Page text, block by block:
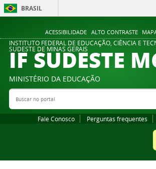
ACESSIBILIDADE ALTO CONTRASTE
BRASIL
INSTITUTO FEDERAL DE EDUCAÇÃO, CIÊNCIA E
SUDESTE DE MINAS GERAIS
IF SUDESTE
MINISTÉRIO DA EDUCAÇÃO
Buscar no portal
Fale Conosco Perguntas frequentes